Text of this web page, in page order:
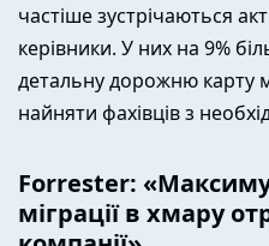
частіше зустрічаються
керівники. У них на 9%
детальну дорожню карту
найняти фахівців з
Forrester:
міграції в хмару